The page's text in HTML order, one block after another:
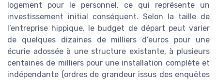
logement pour le personnel, ce qui représente un
investissement initial conséquent. Selon la taille de
l’entreprise hippique, le budget de départ peut varier
de quelques dizaines de milliers d’euros pour une
écurie adossée à une structure existante, à plusieurs
centaines de milliers pour une installation complète et
indépendante (ordres de grandeur issus des enquêtes